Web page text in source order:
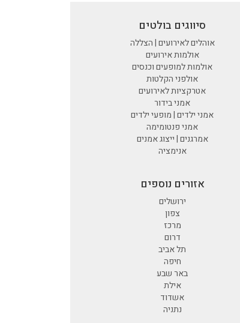
סיווגים בולטים
אוהלים לאירועים | הצללה
אולמות אירועים
אולמות למופעים וכנסים
אולפני הקלטות
אטרקציות לאירועים
אמני בידור
אמני ילדים | מופעי ילדים
אמני פנטומימה
אמרגנים | ייצוג אמנים
אנימציה
אזורים נוספים
ירושלים
צפון
מרכז
דרום
תל אביב
חיפה
באר שבע
אילת
אשדוד
נתניה